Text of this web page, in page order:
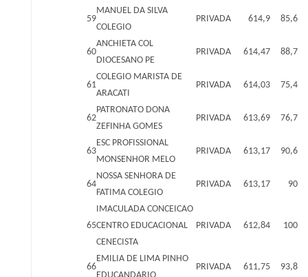
59
MANUEL DA SILVA
COLEGIO
PRIVADA 614,9 85,6
60
ANCHIETA COL
DIOCESANO PE
PRIVADA 614,47 88,7
61
COLEGIO MARISTA DE
ARACATI
PRIVADA 614,03 75,4
62
PATRONATO DONA
ZEFINHA GOMES
PRIVADA 613,69 76,7
63
ESC PROFISSIONAL
MONSENHOR MELO
PRIVADA 613,17 90,6
64
NOSSA SENHORA DE
FATIMA COLEGIO
PRIVADA 613,17 90
65
IMACULADA CONCEICAO
CENTRO EDUCACIONAL
CENECISTA
PRIVADA 612,84 100
66
EMILIA DE LIMA PINHO
PRIVADA 611,75 93,8